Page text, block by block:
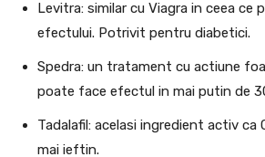
Levitra: similar cu Viagra in ceea ce
efectului. Potrivit pentru diabetici.
Spedra: un tratament cu actiune
poate face efectul in mai putin de
Tadalafil: acelasi ingredient activ ca
mai ieftin.